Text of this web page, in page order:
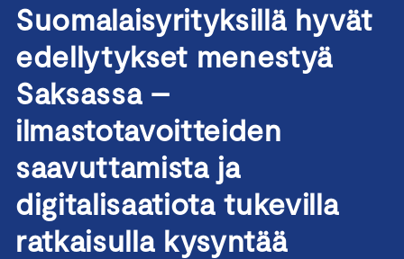
Suomalaisyrityksillä hyvät
edellytykset menestyä
Saksassa –
ilmastotavoitteiden
saavuttamista ja
digitalisaatiota tukevilla
ratkaisulla kysyntää